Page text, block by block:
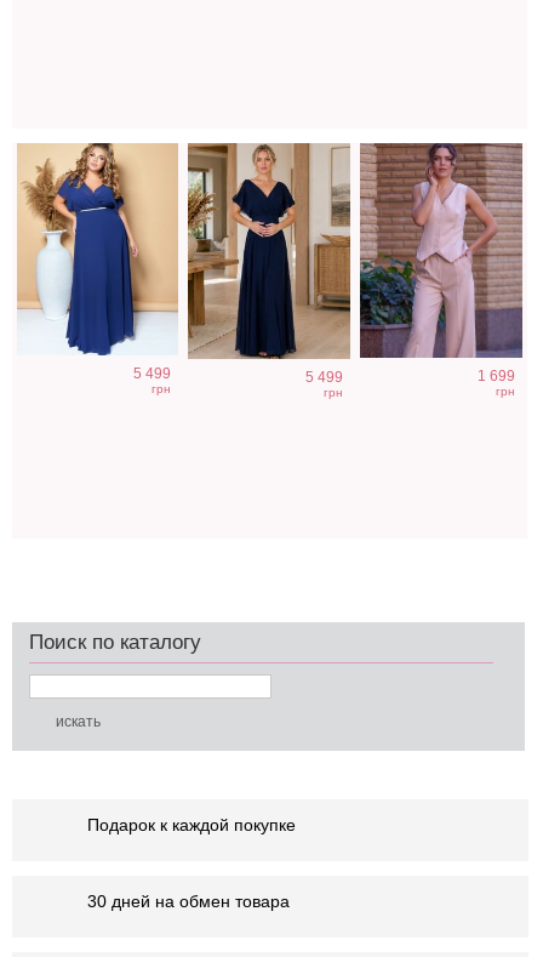
5 499
грн
5 499
грн
1 699
грн
Поиск по каталогу
Подарок к каждой покупке
30 дней на обмен товара